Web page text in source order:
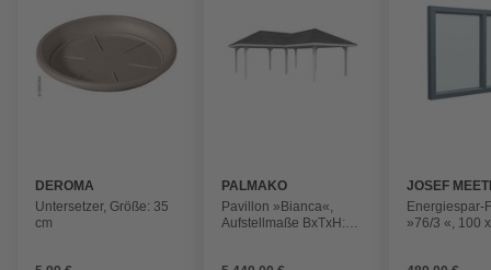
DEROMA
Untersetzer, Größe: 35
cm
PALMAKO
Pavillon »Bianca«,
Aufstellmaße BxTxH:
JOSEF
FENSTER
TÜREN
Energiespar-
»76/3 «, 100